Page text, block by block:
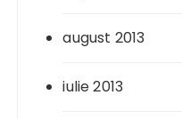
august 2013
iulie 2013